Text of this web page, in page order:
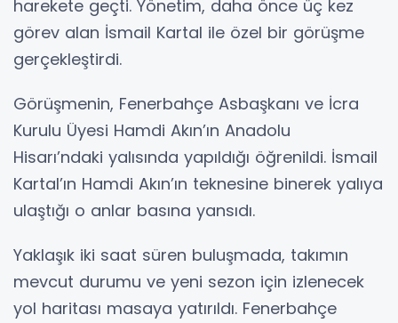
harekete geçti. Yönetim, daha önce üç kez
görev alan İsmail Kartal ile özel bir görüşme
gerçekleştirdi.
Görüşmenin, Fenerbahçe Asbaşkanı ve İcra
Kurulu Üyesi Hamdi Akın’ın Anadolu
Hisarı’ndaki yalısında yapıldığı öğrenildi. İsmail
Kartal’ın Hamdi Akın’ın teknesine binerek yalıya
ulaştığı o anlar basına yansıdı.
Yaklaşık iki saat süren buluşmada, takımın
mevcut durumu ve yeni sezon için izlenecek
yol haritası masaya yatırıldı. Fenerbahçe